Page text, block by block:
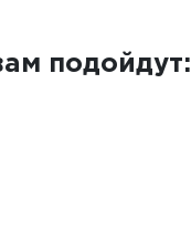
подойдут: